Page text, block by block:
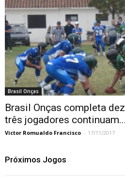
Brasil Onças
Brasil Onças completa
três jogadores continuam...
Victor Romualdo Francisco - 17/11/2017
Próximos Jogos